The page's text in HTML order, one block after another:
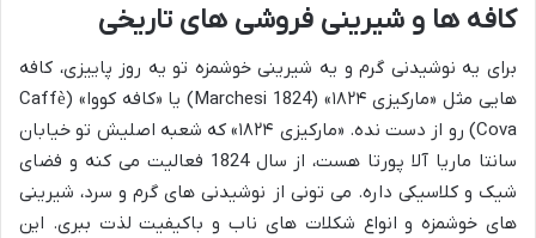
کافه ها و شیرینی فروشی های تاریخی
برای یه نوشیدنی گرم و یه شیرینی خوشمزه تو یه روز پاییزی، کافه
هایی مثل «مارکیزی ۱۸۲۴» (Marchesi 1824) یا «کافه کووا» (Caffè
Cova) رو از دست نده. «مارکیزی ۱۸۲۴» که شعبه اصلیش تو خیابان
سانتا ماریا آلا پورتا هست، از سال 1824 فعالیت می کنه و فضای
شیک و کلاسیکی داره. می تونی از نوشیدنی های گرم و سرد، شیرینی
های خوشمزه و انواع شکلات های ناب و باکیفیت لذت ببری. این